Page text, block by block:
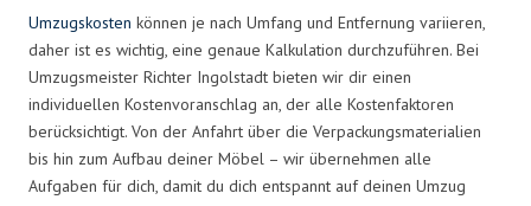
Umzugskosten können je nach Umfang und Entfernung variieren,
daher ist es wichtig, eine genaue Kalkulation durchzuführen. Bei
Umzugsmeister Richter Ingolstadt bieten wir dir einen
individuellen Kostenvoranschlag an, der alle Kostenfaktoren
berücksichtigt. Von der Anfahrt über die Verpackungsmaterialien
bis hin zum Aufbau deiner Möbel – wir übernehmen alle
Aufgaben für dich, damit du dich entspannt auf deinen Umzug